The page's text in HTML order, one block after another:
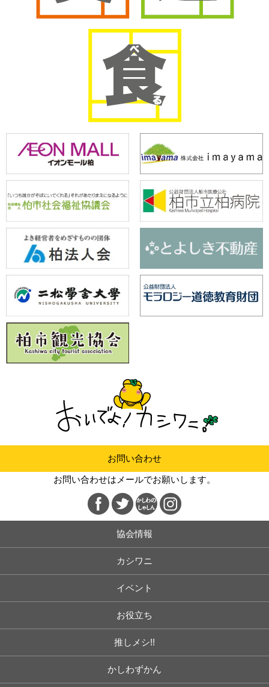
お問い合わせ
お問い合わせはメールでお願いします。
協会情報
カシワニ
イベント
お役立ち
推しメシ!!
かしわずかん